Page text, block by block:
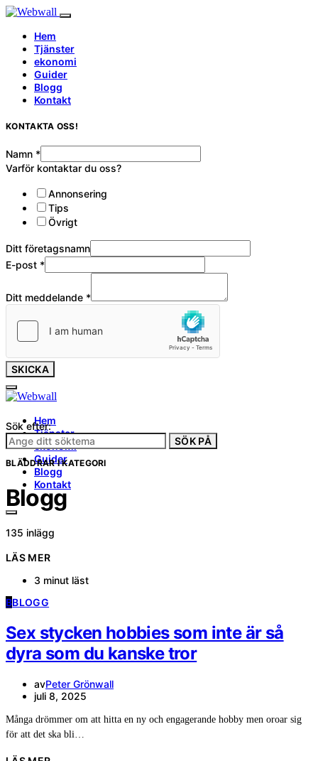
Hem
Tjänster
ekonomi
Guider
Blogg
Kontakt
KONTAKTA OSS!
Namn *
Varför kontaktar du oss?
Annonsering
Tips
Övrigt
Ditt företagsnamn
E-post *
Ditt meddelande *
SKICKA
Hem
Tjänster
ekonomi
Guider
Blogg
Kontakt
Sök efter:
SÖK PÅ
BLÄDDRAR I KATEGORI
Blogg
135 inlägg
LÄS MER
3 minut läst
BBLOGG
Sex stycken hobbies som inte är så
dyra som du kanske tror
avPeter Grönwall
juli 8, 2025
Många drömmer om att hitta en ny och engagerande hobby men oroar sig
för att det ska bli…